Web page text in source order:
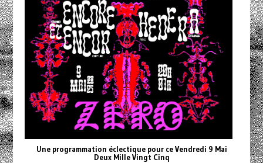
Une programmation éclectique pour ce Vendredi 9 Mai
Deux Mille Vingt Cinq